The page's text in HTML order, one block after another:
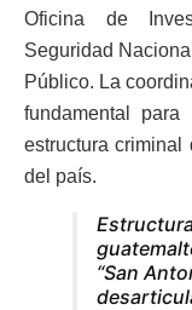
Oficina de
Seguridad
Público. La
fundamental
estructura
del país.
“San